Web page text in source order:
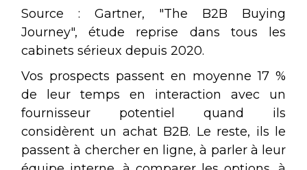
Source : Gartner, "The B2B Buying
Journey", étude reprise dans tous les
cabinets sérieux depuis 2020.
Vos prospects passent en moyenne 17 %
de leur temps en interaction avec un
fournisseur potentiel quand ils
considèrent un achat B2B. Le reste, ils le
passent à chercher en ligne, à parler à leur